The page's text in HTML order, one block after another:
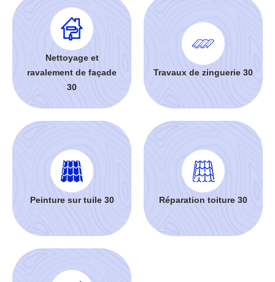
Nettoyage et
ravalement de façade
30
Travaux de zinguerie 30
Peinture sur tuile 30 Réparation toiture 30